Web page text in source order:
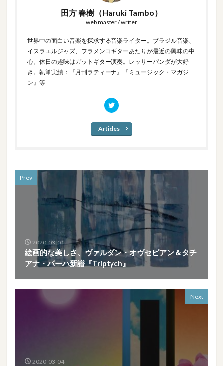
田方 春樹（Haruki Tambo）
web master / writer
世界中の面白い音楽を探求する音楽ライター。ブラジル音楽、
イスラエルジャズ、フラメンコギターあたりが最近の興味の中
心。休日の趣味はガットギター演奏。レッサーパンダが大好
き。執筆実績：『月刊ラティーナ』『ミュージック・マガジ
ン』等
Articles
Prev
2020-03-01
絵画的な美しさ、ヴァルダン・オヴセピアン＆タチ
アナ・パーハ新譜『Triptych』
Next
2020-03-04